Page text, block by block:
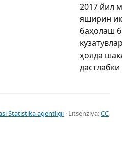
2017 йил
яширин
баҳолаш
ҳолда
Statistika agentligi · Litsenziya:CC